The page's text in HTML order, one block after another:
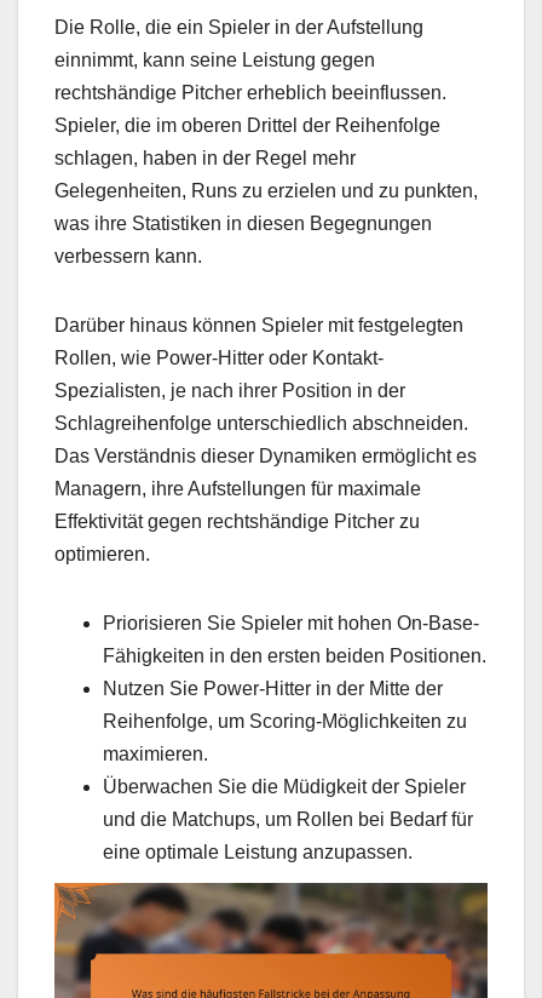
Die Rolle, die ein Spieler in der Aufstellung
einnimmt, kann seine Leistung gegen
rechtshändige Pitcher erheblich beeinflussen.
Spieler, die im oberen Drittel der Reihenfolge
schlagen, haben in der Regel mehr
Gelegenheiten, Runs zu erzielen und zu punkten,
was ihre Statistiken in diesen Begegnungen
verbessern kann.
Darüber hinaus können Spieler mit festgelegten
Rollen, wie Power-Hitter oder Kontakt-
Spezialisten, je nach ihrer Position in der
Schlagreihenfolge unterschiedlich abschneiden.
Das Verständnis dieser Dynamiken ermöglicht es
Managern, ihre Aufstellungen für maximale
Effektivität gegen rechtshändige Pitcher zu
optimieren.
Priorisieren Sie Spieler mit hohen On-Base-
Fähigkeiten in den ersten beiden Positionen.
Nutzen Sie Power-Hitter in der Mitte der
Reihenfolge, um Scoring-Möglichkeiten zu
maximieren.
Überwachen Sie die Müdigkeit der Spieler
und die Matchups, um Rollen bei Bedarf für
eine optimale Leistung anzupassen.